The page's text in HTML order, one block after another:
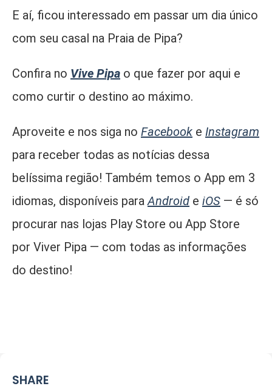
E aí, ficou interessado em passar um dia único
com seu casal na Praia de Pipa?
Confira no Vive Pipa o que fazer por aqui e
como curtir o destino ao máximo.
Aproveite e nos siga no Facebook e Instagram
para receber todas as notícias dessa
belíssima região! Também temos o App em 3
idiomas, disponíveis paraAndroid e iOS — é só
procurar nas lojas Play Store ou App Store
por Viver Pipa — com todas as informações
do destino!
SHARE